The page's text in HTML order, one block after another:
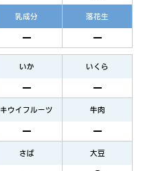
乳成分 落花生
いか いくら
キウイフルーツ 牛肉
さば 大豆